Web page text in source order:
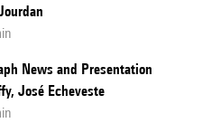
News and Presentation
José Echeveste